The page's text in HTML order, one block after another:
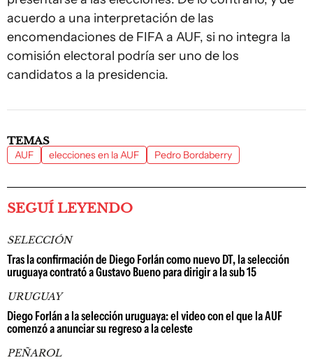
acuerdo a una interpretación de las
encomendaciones de FIFA a AUF, si no integra la
comisión electoral podría ser uno de los
candidatos a la presidencia.
TEMAS
AUF elecciones en la AUF Pedro Bordaberry
SEGUÍ LEYENDO
SELECCIÓN
Tras la confirmación de Diego Forlán como nuevo DT, la selección
uruguaya contrató a Gustavo Bueno para dirigir a la sub 15
URUGUAY
Diego Forlán a la selección uruguaya: el video con el que la AUF
comenzó a anunciar su regreso a la celeste
PEÑAROL